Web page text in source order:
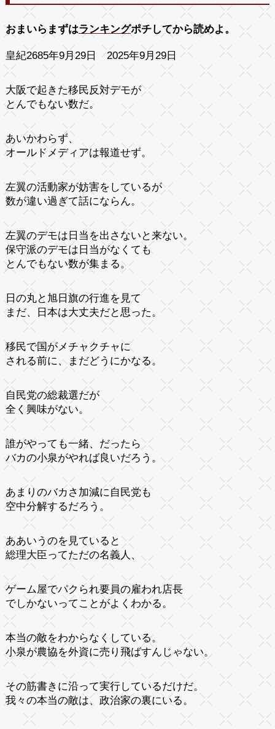
おまいらまずはランキングポチしてから読めよ。
皇紀2685年9月29日 2025年9月29日
大阪で起きた移民反対デモが
とんでもない数だ。
あいかわらず、
オールドメディアは報道せず。
左翼の活動家が妨害をしているが
数が違い過ぎて話にならん。
左翼のデモは日当を出さないと来ない。
保守派のデモは日当がなくても
とんでもない数が集まる。
日の丸と旭日旗の行進を見て
まだ、日本は大丈夫だと思った。
移民で国がメチャクチャに
される前に、まだどうにかなる。
自民党の総裁選だが
全く興味がない。
誰がやっても一緒、だったら
バカの小泉がやれば良いだろう。
あまりのバカさ加減に自民党も
空中分解するだろう。
ああいうのを見ていると
総理大臣ってただの名義人、
ゲーム屋でパクられ要員の雇われ店長
でしかないってことがよくわかる。
本当の敵をわからなくしている。
小泉が農協を外資に売り飛ばすんじゃない。
その筋書きに沿って実行しているだけだ。
我々の本当の敵は、政治家の裏にいる。